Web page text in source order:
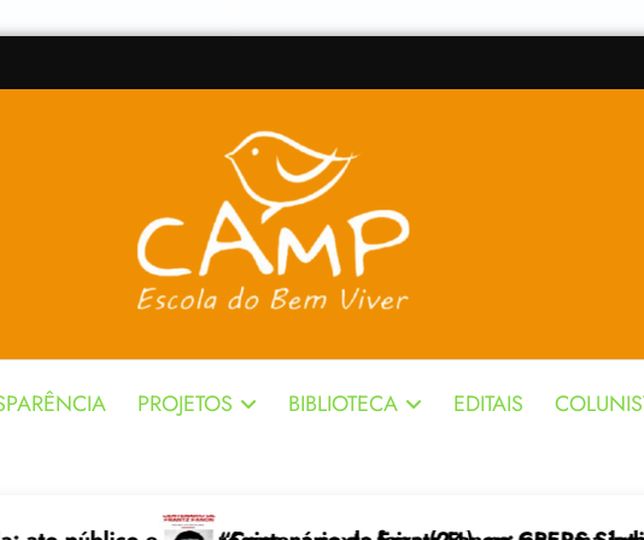
PROJETOS BIBLIOTECA EDITAIS